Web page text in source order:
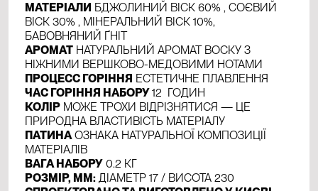
МАТЕРІАЛИ БДЖОЛИНИЙ ВІСК 60% , СОЄВИЙ
ВІСК 30% , МІНЕРАЛЬНИЙ ВІСК 10%,
БАВОВНЯНИЙ ҐНІТ
АРОМАТ НАТУРАЛЬНИЙ АРОМАТ ВОСКУ З
НІЖНИМИ ВЕРШКОВО-МЕДОВИМИ НОТАМИ
ПРОЦЕСС ГОРІННЯ ЕСТЕТИЧНЕ ПЛАВЛЕННЯ
ЧАС ГОРІННЯ НАБОРУ12 ГОДИН
КОЛІР МОЖЕ ТРОХИ ВІДРІЗНЯТИСЯ — ЦЕ
ПРИРОДНА ВЛАСТИВІСТЬ МАТЕРІАЛУ
ПАТИНАОЗНАКА НАТУРАЛЬНОЇ КОМПОЗИЦІЇ
МАТЕРІАЛІВ
ВАГА НАБОРУ 0.2 КГ
РОЗМІР, ММ: ДІАМЕТР 17 / ВИСОТА 230